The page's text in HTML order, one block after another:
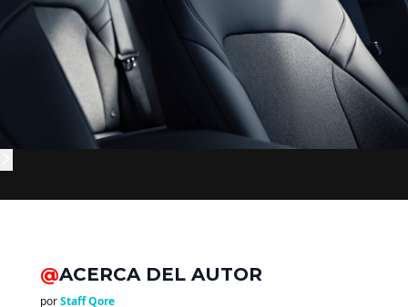
@ACERCA DEL AUTOR
porStaff Qore